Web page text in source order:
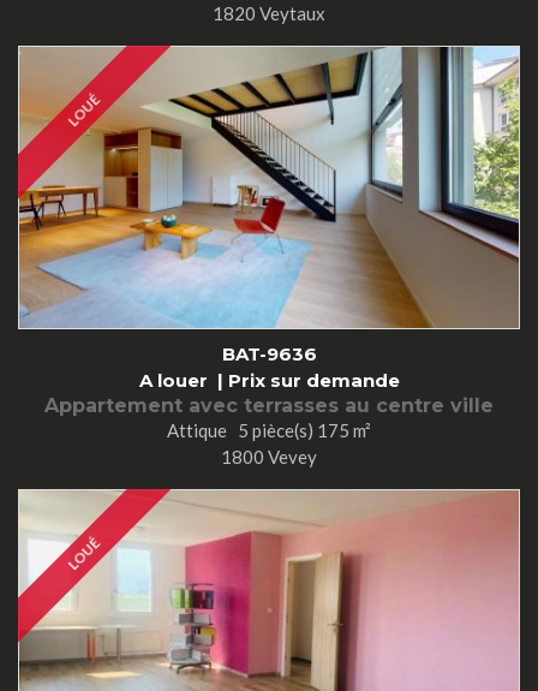
1820 Veytaux
LOUÉ
BAT-9636
A louer | Prix sur demande
Appartement avec terrasses au centre ville
Attique 5 pièce(s) 175 m²
1800 Vevey
LOUÉ